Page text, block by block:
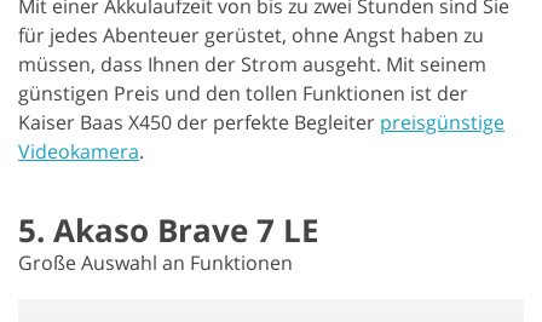
Mit einer Akkulaufzeit von bis zu zwei Stunden sind Sie
für jedes Abenteuer gerüstet, ohne Angst haben zu
müssen, dass Ihnen der Strom ausgeht. Mit seinem
günstigen Preis und den tollen Funktionen ist der
Kaiser Baas X450 der perfekte Begleiter preisgünstige
Videokamera.
5. Akaso Brave 7 LE
Große Auswahl an Funktionen